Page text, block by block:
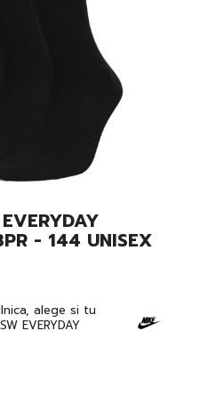
- 144 UNISEX
alege si tu
EVERYDAY